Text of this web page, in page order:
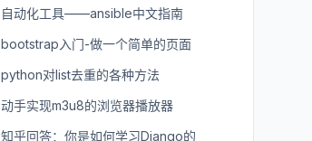
自动化工具——ansible中文指南
bootstrap入门-做一个简单的页面
python对list去重的各种方法
动手实现m3u8的浏览器播放器
知乎回答：你是如何学习Django的